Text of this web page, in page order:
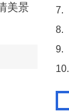
美景
7.
8.
9.
10.